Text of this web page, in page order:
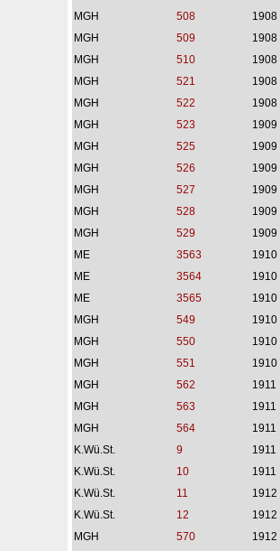
MGH
508 1908
MGH
509 1908
MGH
510 1908
MGH
521 1908
MGH
522 1908
MGH
523 1909
MGH
525 1909
MGH
526 1909
MGH
527 1909
MGH
528 1909
MGH
529 1909
ME
3563 1910
ME
3564 1910
ME
3565 1910
MGH
549 1910
MGH
550 1910
MGH
551 1910
MGH
562 1911
MGH
563 1911
MGH
564 1911
K.Wü.St.
9 1911
K.Wü.St.
10 1911
K.Wü.St.
11 1912
K.Wü.St.
12 1912
MGH
570 1912